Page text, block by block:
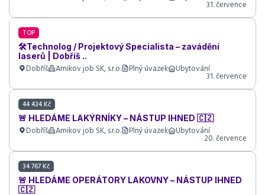
31. července
TOP
🛠️Technolog / Projektový Specialista – zavádění
laserů | Dobříš ..
Dobříš Amikov job SK, s.r.o. Plný úvazek Ubytování
31. července
44 434 Kč
🚨 HLEDÁME LAKÝRNÍKY – NÁSTUP IHNED 🇨🇿
Dobříš Amikov job SK, s.r.o. Plný úvazek Ubytování
20. července
34 767 Kč
🚨 HLEDÁME OPERÁTORY LAKOVNY – NÁSTUP IHNED
🇨🇿